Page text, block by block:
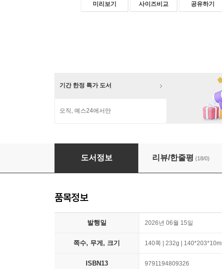
미리보기 사이즈비교 공유하기
기간 한정 특가 도서
오직, 예스24에서만
법대로 가는 중입니다
도서정보 리뷰/한줄평 (18/0)
품목정보
발행일 2026년 06월 15일
쪽수, 무게, 크기 140쪽 | 232g |
ISBN13 9791194809326